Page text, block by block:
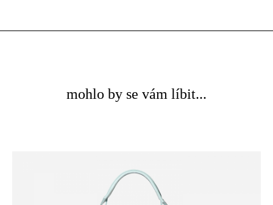
mohlo by se vám líbit...